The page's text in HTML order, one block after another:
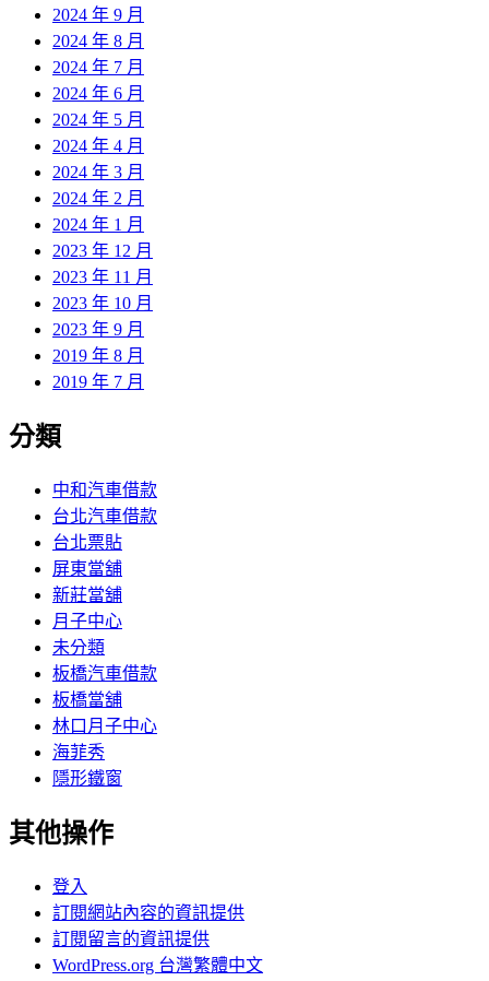
2024 年 9 月
2024 年 8 月
2024 年 7 月
2024 年 6 月
2024 年 5 月
2024 年 4 月
2024 年 3 月
2024 年 2 月
2024 年 1 月
2023 年 12 月
2023 年 11 月
2023 年 10 月
2023 年 9 月
2019 年 8 月
2019 年 7 月
分類
中和汽車借款
台北汽車借款
台北票貼
屏東當舖
新莊當舖
月子中心
未分類
板橋汽車借款
板橋當舖
林口月子中心
海菲秀
隱形鐵窗
其他操作
登入
訂閱網站內容的資訊提供
訂閱留言的資訊提供
WordPress.org 台灣繁體中文